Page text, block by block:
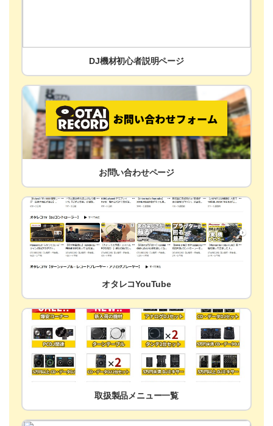
DJ機材初心者説明ページ
お問い合わせページ
オタレコYouTube
取扱製品メニュー一覧